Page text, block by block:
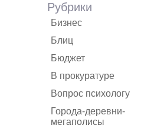
Рубрики
Бизнес
Блиц
Бюджет
В прокуратуре
Вопрос психологу
Города-деревни-
мегаполисы